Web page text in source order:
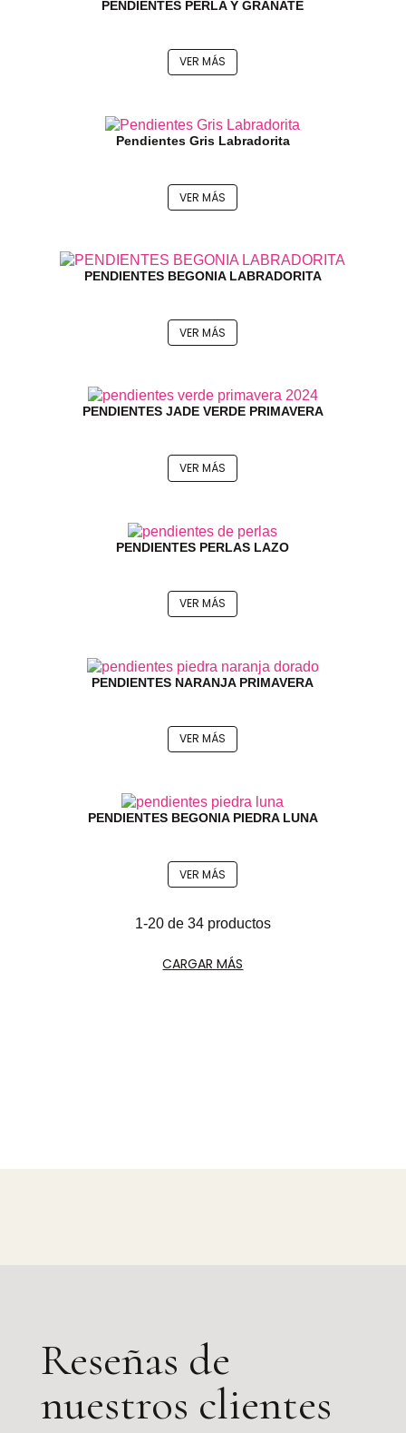
PENDIENTES PERLA Y GRANATE
VER MÁS
Pendientes Gris Labradorita
VER MÁS
PENDIENTES BEGONIA LABRADORITA
VER MÁS
PENDIENTES JADE VERDE PRIMAVERA
VER MÁS
PENDIENTES PERLAS LAZO
VER MÁS
PENDIENTES NARANJA PRIMAVERA
VER MÁS
PENDIENTES BEGONIA PIEDRA LUNA
VER MÁS
1-20 de 34 productos
CARGAR MÁS
Reseñas de
nuestros clientes